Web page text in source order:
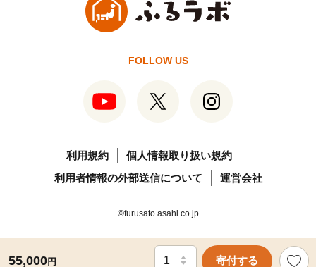
55,000円 寄付する
FOLLOW US
利用規約
個人情報取り扱い規約
利用者情報の外部送信について
運営会社
©furusato.asahi.co.jp